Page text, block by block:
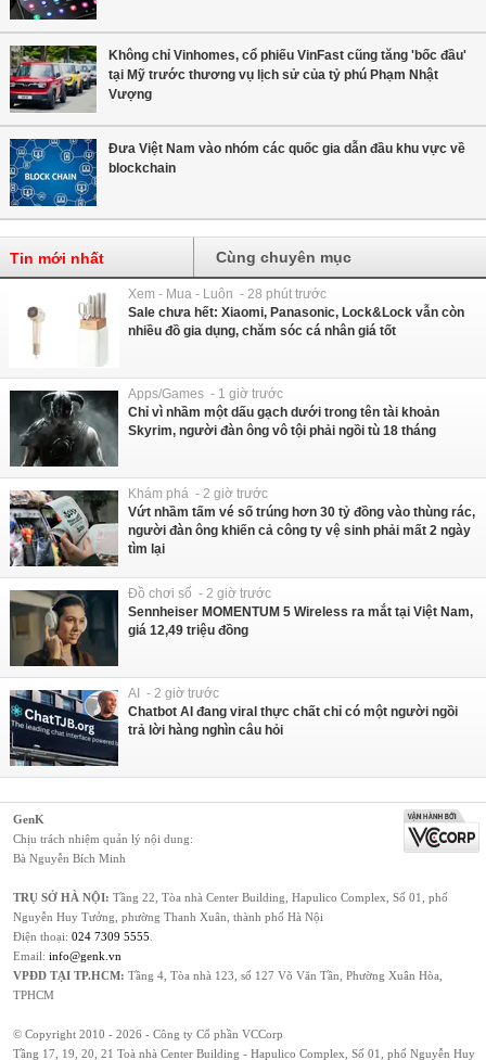
Không chỉ Vinhomes, cổ phiếu VinFast cũng tăng 'bốc đầu'
tại Mỹ trước thương vụ lịch sử của tỷ phú Phạm Nhật
Vượng
Đưa Việt Nam vào nhóm các quốc gia dẫn đầu khu vực về
blockchain
Tin mới nhất Cùng chuyên mục
Xem - Mua - Luôn - 28 phút trước
Sale chưa hết: Xiaomi, Panasonic, Lock&Lock vẫn còn
nhiều đồ gia dụng, chăm sóc cá nhân giá tốt
Apps/Games - 1 giờ trước
Chỉ vì nhầm một dấu gạch dưới trong tên tài khoản
Skyrim, người đàn ông vô tội phải ngồi tù 18 tháng
Khám phá - 2 giờ trước
Vứt nhầm tấm vé số trúng hơn 30 tỷ đồng vào thùng rác,
người đàn ông khiến cả công ty vệ sinh phải mất 2 ngày
tìm lại
Đồ chơi số - 2 giờ trước
Sennheiser MOMENTUM 5 Wireless ra mắt tại Việt Nam,
giá 12,49 triệu đồng
AI - 2 giờ trước
Chatbot AI đang viral thực chất chỉ có một người ngồi
trả lời hàng nghìn câu hỏi
GenK
Chịu trách nhiệm quản lý nội dung:
Bà Nguyễn Bích Minh
TRỤ SỞ HÀ NỘI: Tầng 22, Tòa nhà Center Building, Hapulico Complex, Số 01, phố
Nguyễn Huy Tưởng, phường Thanh Xuân, thành phố Hà Nội
Điện thoại: 024 7309 5555
Email: info@genk.vn
VPĐD TẠI TP.HCM: Tầng 4, Tòa nhà 123, số 127 Võ Văn Tần, Phường Xuân Hòa,
TPHCM
© Copyright 2010 - 2026 - Công ty Cổ phần VCCorp
Tầng 17, 19, 20, 21 Toà nhà Center Building - Hapulico Complex, Số 01, phố Nguyễn Huy